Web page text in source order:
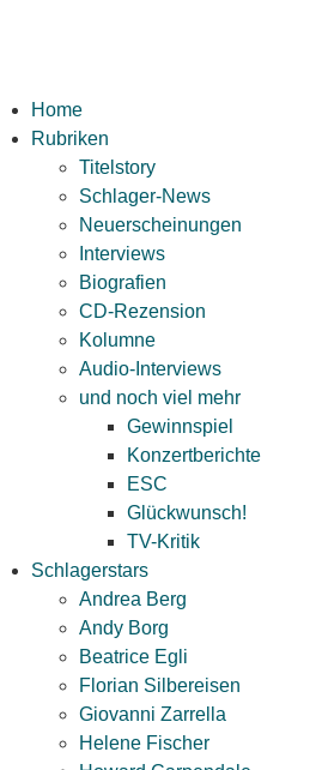
Home
Rubriken
Titelstory
Schlager-News
Neuerscheinungen
Interviews
Biografien
CD-Rezension
Kolumne
Audio-Interviews
und noch viel mehr
Gewinnspiel
Konzertberichte
ESC
Glückwunsch!
TV-Kritik
Schlagerstars
Andrea Berg
Andy Borg
Beatrice Egli
Florian Silbereisen
Giovanni Zarrella
Helene Fischer